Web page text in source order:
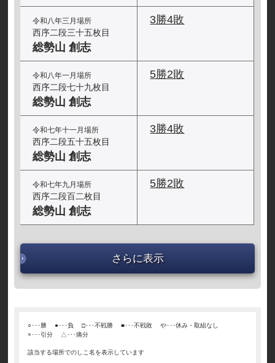
令和八年三月場所
西序二段三十五枚目
総勢山 創志
3勝4敗
令和八年一月場所
西序二段七十九枚目
総勢山 創志
5勝2敗
令和七年十一月場所
西序二段五十五枚目
総勢山 創志
3勝4敗
令和七年九月場所
西序二段百二枚目
総勢山 創志
5勝2敗
さらに表示
○･･･勝 ●･･･負 □･･･不戦勝 ■･･･不戦敗
や･･･休み・取組なし
×･･･引分
△･･･痛分
該当する場所でのしこ名を表示しています